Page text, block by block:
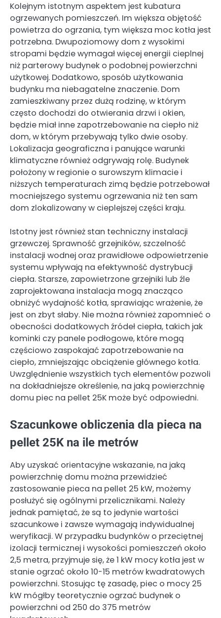
Kolejnym istotnym aspektem jest kubatura
ogrzewanych pomieszczeń. Im większa objętość
powietrza do ogrzania, tym większa moc kotła jest
potrzebna. Dwupoziomowy dom z wysokimi
stropami będzie wymagał więcej energii cieplnej
niż parterowy budynek o podobnej powierzchni
użytkowej. Dodatkowo, sposób użytkowania
budynku ma niebagatelne znaczenie. Dom
zamieszkiwany przez dużą rodzinę, w którym
często dochodzi do otwierania drzwi i okien,
będzie miał inne zapotrzebowanie na ciepło niż
dom, w którym przebywają tylko dwie osoby.
Lokalizacja geograficzna i panujące warunki
klimatyczne również odgrywają rolę. Budynek
położony w regionie o surowszym klimacie i
niższych temperaturach zimą będzie potrzebował
mocniejszego systemu ogrzewania niż ten sam
dom zlokalizowany w cieplejszej części kraju.
Istotny jest również stan techniczny instalacji
grzewczej. Sprawność grzejników, szczelność
instalacji wodnej oraz prawidłowe odpowietrzenie
systemu wpływają na efektywność dystrybucji
ciepła. Starsze, zapowietrzone grzejniki lub źle
zaprojektowana instalacja mogą znacząco
obniżyć wydajność kotła, sprawiając wrażenie, że
jest on zbyt słaby. Nie można również zapomnieć o
obecności dodatkowych źródeł ciepła, takich jak
kominki czy panele podłogowe, które mogą
częściowo zaspokajać zapotrzebowanie na
ciepło, zmniejszając obciążenie głównego kotła.
Uwzględnienie wszystkich tych elementów pozwoli
na dokładniejsze określenie, na jaką powierzchnię
domu piec na pellet 25K może być odpowiedni.
Szacunkowe obliczenia dla pieca na
pellet 25K na ile metrów
Aby uzyskać orientacyjne wskazanie, na jaką
powierzchnię domu można przewidzieć
zastosowanie pieca na pellet 25 kW, możemy
posłużyć się ogólnymi przelicznikami. Należy
jednak pamiętać, że są to jedynie wartości
szacunkowe i zawsze wymagają indywidualnej
weryfikacji. W przypadku budynków o przeciętnej
izolacji termicznej i wysokości pomieszczeń około
2,5 metra, przyjmuje się, że 1 kW mocy kotła jest w
stanie ogrzać około 10-15 metrów kwadratowych
powierzchni. Stosując tę zasadę, piec o mocy 25
kW mógłby teoretycznie ogrzać budynek o
powierzchni od 250 do 375 metrów